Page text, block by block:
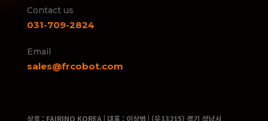
Contact us
031-709-2824
Email
sales@frcobot.com
상호 : FAIRINO KOREA | 대표 : 이상범 | (우13215) 경기 성남시